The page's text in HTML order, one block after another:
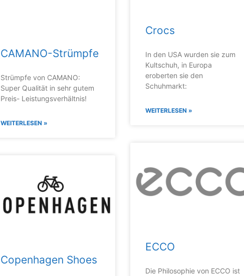
CAMANO-Strümpfe
Strümpfe von CAMANO:
Super Qualität in sehr gutem
Preis- Leistungsverhältnis!
WEITERLESEN »
Copenhagen Shoes
Crocs
In den USA wurden sie zum
Kultschuh, in Europa
eroberten sie den
Schuhmarkt:
WEITERLESEN »
ECCO
Die Philosophie von ECCO ist